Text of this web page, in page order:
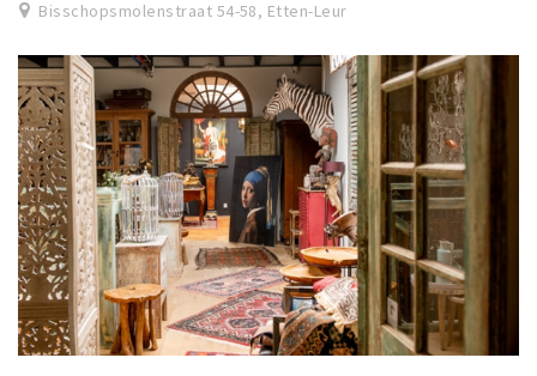
Bisschopsmolenstraat 54-58, Etten-Leur